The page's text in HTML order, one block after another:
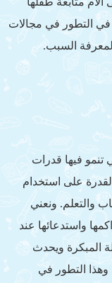
في التطور في مجالات
لمعرفة السبب.
تنمو فيها قدرات
القدرة على استخدام
والتعلم. ونعني
واستدعائها عند
المبكرة ويحدث
التطور في